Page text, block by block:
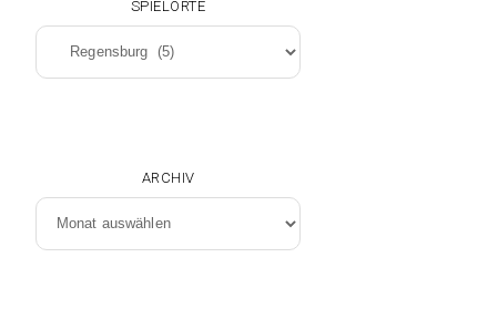
SPIELORTE
Spielorte
ARCHIV
Archiv